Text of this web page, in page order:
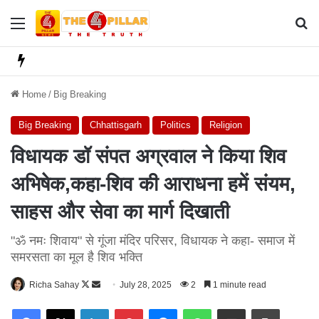
Menu
Home / Big Breaking
Big Breaking Chhattisgarh Politics Religion
विधायक डॉ संपत अग्रवाल ने किया शिव
अभिषेक,कहा-शिव की आराधना हमें संयम,
साहस और सेवा का मार्ग दिखाती
"ॐ नमः शिवाय" से गूंजा मंदिर परिसर, विधायक ने कहा- समाज में
समरसता का मूल है शिव भक्ति
Richa Sahay
F
July 28, 2025 2 1 minute read
X